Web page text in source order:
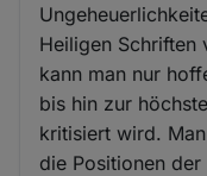
Heiligen Schriften
kann man nur
bis hin zur
kritisiert wird.
die Positionen